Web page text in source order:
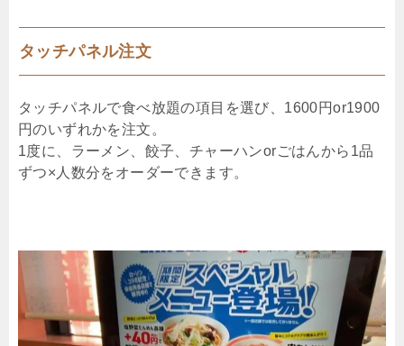
タッチパネル注文
タッチパネルで食べ放題の項目を選び、1600円or1900
円のいずれかを注文。
1度に、ラーメン、餃子、チャーハンorごはんから1品
ずつ×人数分をオーダーできます。